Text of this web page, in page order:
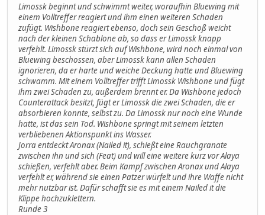
Limossk beginnt und schwimmt weiter, woraufhin Bluewing mit
einem Volltreffer reagiert und ihm einen weiteren Schaden
zufügt. Wishbone reagiert ebenso, doch sein Geschoß weicht
nach der kleinen Schablone ab, so dass er Limossk knapp
verfehlt. Limossk stürzt sich auf Wishbone, wird noch einmal von
Bluewing beschossen, aber Limossk kann allen Schaden
ignorieren, da er harte und weiche Deckung hatte und Bluewing
schwamm. Mit einem Volltreffer trifft Limossk Wishbone und fügt
ihm zwei Schaden zu, außerdem brennt er. Da Wishbone jedoch
Counterattack besitzt, fügt er Limossk die zwei Schaden, die er
absorbieren konnte, selbst zu. Da Limossk nur noch eine Wunde
hatte, ist das sein Tod. Wishbone springt mit seinem letzten
verbliebenen Aktionspunkt ins Wasser.
Jorra entdeckt Aronax (Nailed it), schießt eine Rauchgranate
zwischen ihn und sich (Feat) und will eine weitere kurz vor Alaya
schießen, verfehlt aber. Beim Kampf zwischen Aronax und Alaya
verfehlt er, während sie einen Patzer würfelt und ihre Waffe nicht
mehr nutzbar ist. Dafür schafft sie es mit einem Nailed it die
Klippe hochzuklettern.
Runde 3